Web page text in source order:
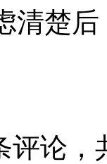
清楚
评论，